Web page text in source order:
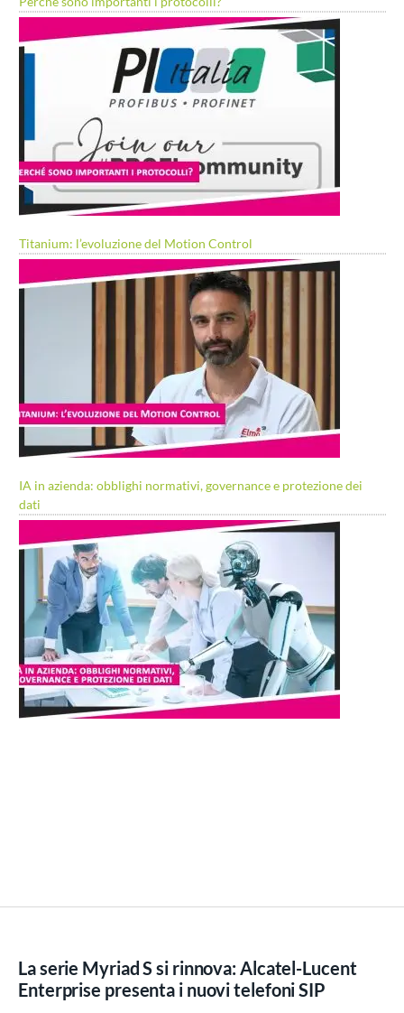
Titanium: l’evoluzione del Motion Control
IA in azienda: obblighi normativi, governance e protezione dei
dati
La serie Myriad S si rinnova: Alcatel-Lucent
Enterprise presenta i nuovi telefoni SIP